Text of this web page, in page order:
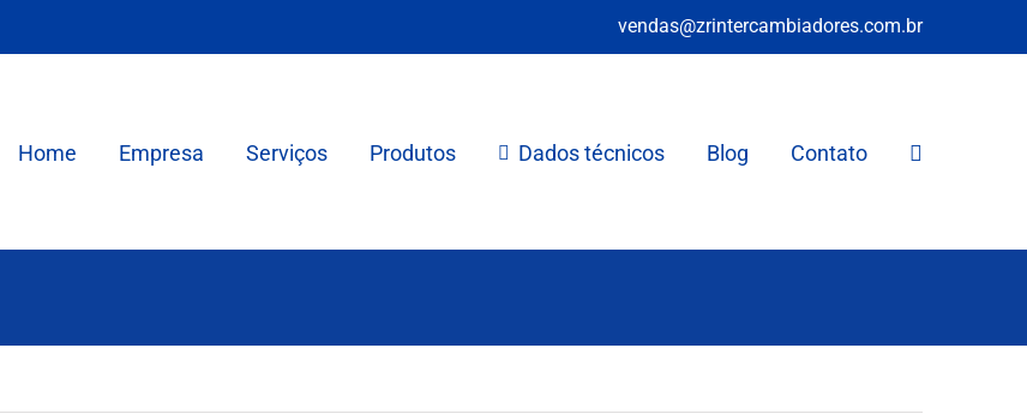
vendas@zrintercambiadores.com.br
Home Empresa Serviços Produtos Dados técnicos Blog Contato